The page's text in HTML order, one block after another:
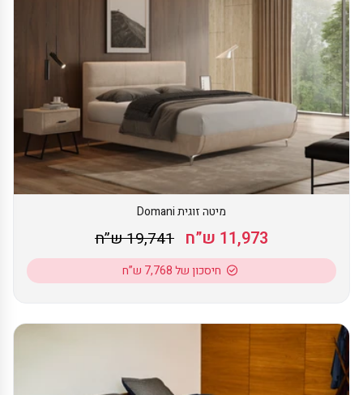
מיטה זוגית Domani
11,973 ש”ח 19,741 ש”ח
חיסכון של 7,768 ש”ח